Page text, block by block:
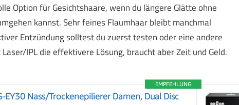
Option für Gesichtshaare, wenn du längere Glätte ohne
kannst. Sehr feines Flaumhaar bleibt manchmal
Entzündung solltest du zuerst testen oder eine andere
IPL die effektivere Lösung, braucht aber Zeit und Geld.
EMPFEHLUNG
EY30 Nass/Trockenepilierer Damen, Dual Disc